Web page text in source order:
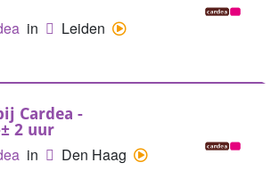
in
Leiden
Cardea -
2 uur
in
Den Haag